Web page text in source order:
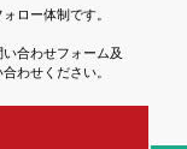
ロー体制です。
合わせフォーム及
わせください。